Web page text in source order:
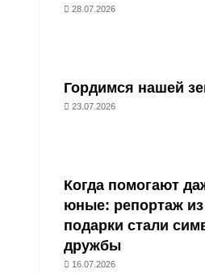
28.07.2026
Гордимся нашей
23.07.2026
Когда помогают
юные: репортаж из
подарки стали
дружбы
16.07.2026